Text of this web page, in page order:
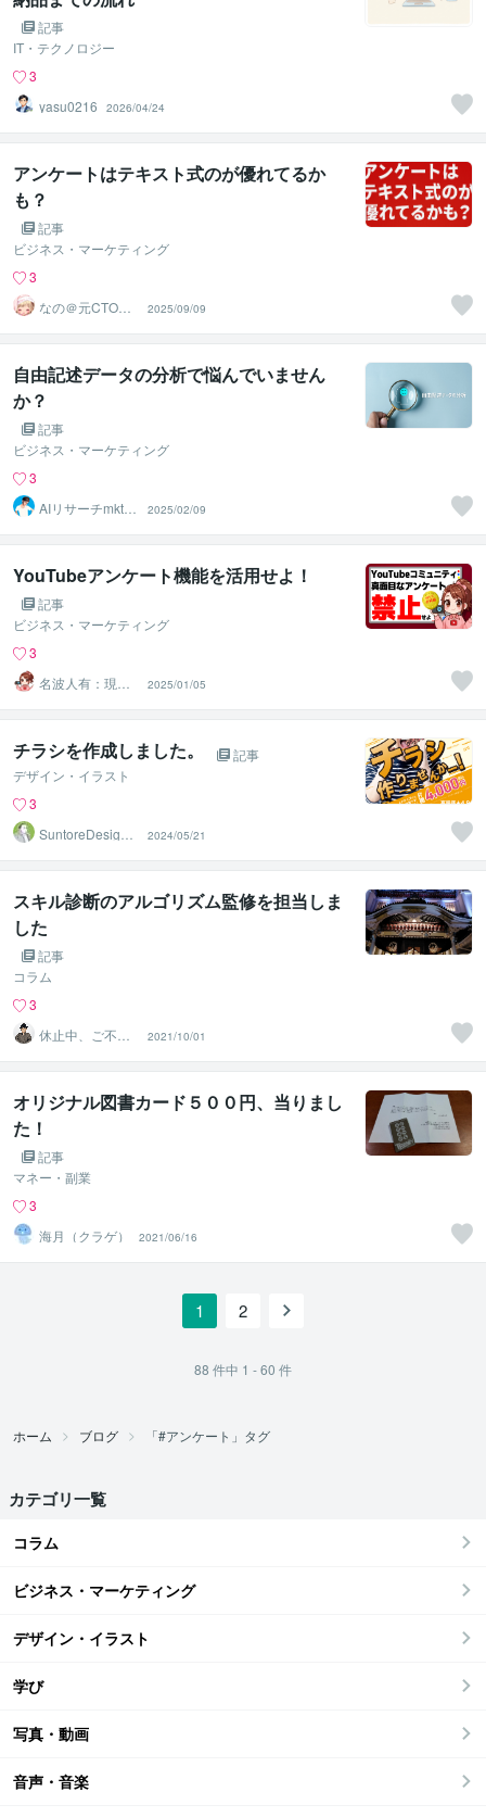
記事
IT・テクノロジー
3
yasu0216
2026/04/24
アンケートはテキスト式のが優れてるか
も？
記事
ビジネス・マーケティング
3
なの＠元CTO、
元音楽家、元取
締役
2025/09/09
自由記述データの分析で悩んでいません
か？
記事
ビジネス・マーケティング
3
AIリサーチmkt_a
ssist
2025/02/09
YouTubeアンケート機能を活用せよ！
記事
ビジネス・マーケティング
3
名波人有：現役Y
ouTuber
2025/01/05
チラシを作成しました。
記事
デザイン・イラスト
3
SuntoreDesignO
2024/05/21
スキル診断のアルゴリズム監修を担当しま
した
記事
コラム
3
休止中、ご不便
おかけして申し
訳ありません
2021/10/01
オリジナル図書カード５００円、当りまし
た！
記事
マネー・副業
3
海月（クラゲ）
2021/06/16
1 2
88 件中 1 - 60 件
ホーム ブログ 「#アンケート」タグ
カテゴリ一覧
コラム
ビジネス・マーケティング
デザイン・イラスト
学び
写真・動画
音声・音楽